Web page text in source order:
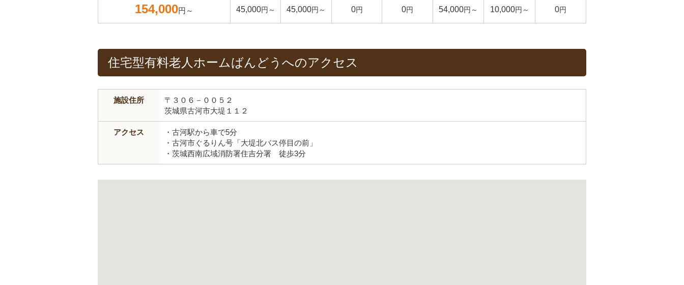
154,000円～ 45,000円～ 45,000円～ 0円 0円 54,000円～ 10,000円～ 0円
住宅型有料老人ホームばんどうへのアクセス
施設住所
〒３０６－００５２
茨城県古河市大堤１１２
アクセス
・古河駅から車で5分
・古河市ぐるりん号「大堤北バス停目の前」
・茨城西南広域消防署住吉分署 徒歩3分